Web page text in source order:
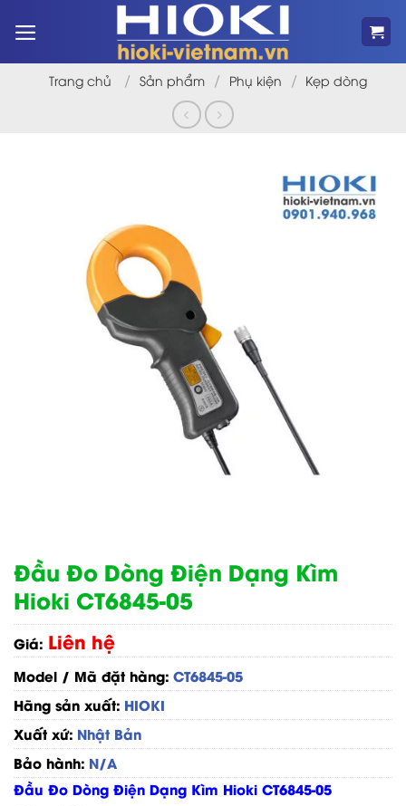
qua
Trang chủ / Sản phẩm / Phụ kiện / Kẹp dòng
Đầu Đo Dòng Điện Dạng Kìm
Hioki CT6845-05
Giá: Liên hệ
Model / Mã đặt hàng: CT6845-05
Hãng sản xuất: HIOKI
Xuất xứ: Nhật Bản
Bảo hành: N/A
Đầu Đo Dòng Điện Dạng Kìm Hioki CT6845-05